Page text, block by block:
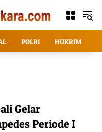
POLRI HUKRIM
Gelar
Periode I